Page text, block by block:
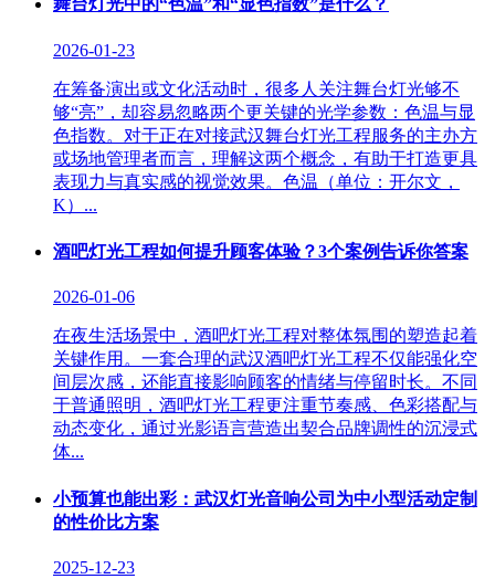
舞台灯光中的“色温”和“显色指数”是什么？
2026-01-23
在筹备演出或文化活动时，很多人关注舞台灯光够不
够“亮”，却容易忽略两个更关键的光学参数：色温与显
色指数。对于正在对接武汉舞台灯光工程服务的主办方
或场地管理者而言，理解这两个概念，有助于打造更具
表现力与真实感的视觉效果。色温（单位：开尔文，
K）...
酒吧灯光工程如何提升顾客体验？3个案例告诉你答案
2026-01-06
在夜生活场景中，酒吧灯光工程对整体氛围的塑造起着
关键作用。一套合理的武汉酒吧灯光工程不仅能强化空
间层次感，还能直接影响顾客的情绪与停留时长。不同
于普通照明，酒吧灯光工程更注重节奏感、色彩搭配与
动态变化，通过光影语言营造出契合品牌调性的沉浸式
体...
小预算也能出彩：武汉灯光音响公司为中小型活动定制
的性价比方案
2025-12-23